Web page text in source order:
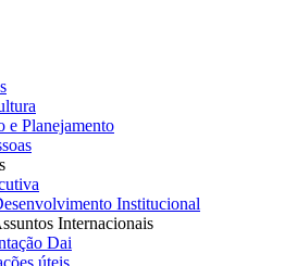
e Planejamento
Institucional
Internacionais
Dai